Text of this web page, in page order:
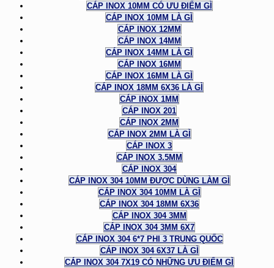
CÁP INOX 10MM CÓ ƯU ĐIỂM GÌ
CÁP INOX 10MM LÀ GÌ
CÁP INOX 12MM
CÁP INOX 14MM
CÁP INOX 14MM LÀ GÌ
CÁP INOX 16MM
CÁP INOX 16MM LÀ GÌ
CÁP INOX 18MM 6X36 LÀ GÌ
CÁP INOX 1MM
CÁP INOX 201
CÁP INOX 2MM
CÁP INOX 2MM LÀ GÌ
CÁP INOX 3
CÁP INOX 3.5MM
CÁP INOX 304
CÁP INOX 304 10MM ĐƯỢC DÙNG LÀM GÌ
CÁP INOX 304 10MM LÀ GÌ
CÁP INOX 304 18MM 6X36
CÁP INOX 304 3MM
CÁP INOX 304 3MM 6X7
CÁP INOX 304 6*7 PHI 3 TRUNG QUỐC
CÁP INOX 304 6X37 LÀ GÌ
CÁP INOX 304 7X19 CÓ NHỮNG ƯU ĐIỂM GÌ